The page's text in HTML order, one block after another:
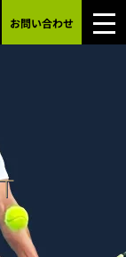
お問い合わせ